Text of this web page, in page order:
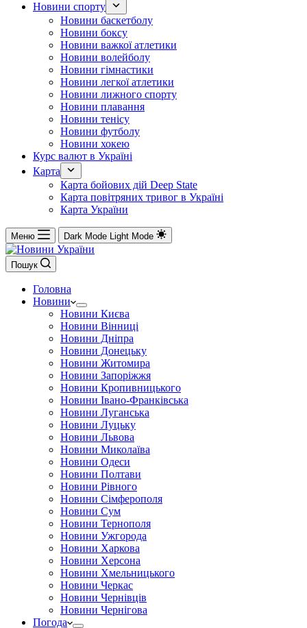
Новини спорту
Новини баскетболу
Новини боксу
Новини важкої атлетики
Новини волейболу
Новини гімнастики
Новини легкої атлетики
Новини лижного спорту
Новини плавання
Новини тенісу
Новини футболу
Новини хокею
Курс валют в Україні
Карта
Карта бойових дій Deep State
Карта повітряних тривог в Україні
Карта України
Меню Dark Mode Light Mode
Пошук
Головна
Новини
Новини Києва
Новини Вінниці
Новини Дніпра
Новини Донецьку
Новини Житомира
Новини Запоріжжя
Новини Кропивницького
Новини Івано-Франківська
Новини Луганська
Новини Луцьку
Новини Львова
Новини Миколаїва
Новини Одеси
Новини Полтави
Новини Рівного
Новини Сімферополя
Новини Сум
Новини Тернополя
Новини Ужгорода
Новини Харкова
Новини Херсона
Новини Хмельницького
Новини Черкас
Новини Чернівців
Новини Чернігова
Погода